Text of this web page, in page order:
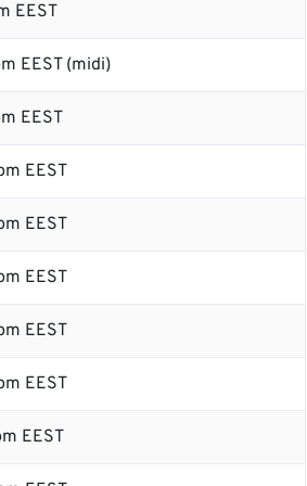
EEST
EEST (midi)
EEST
EEST
EEST
EEST
EEST
EEST
EEST